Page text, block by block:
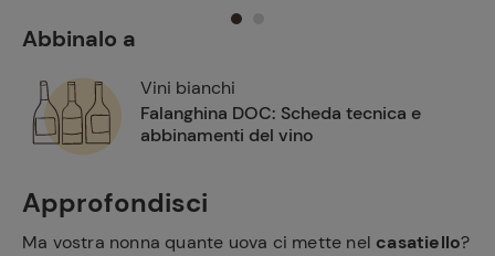
Approfondisci
Ma vostra nonna quante uova ci mette nel casatiello?
Abbinalo a
Vini bianchi
Falanghina DOC: Scheda tecnica e
abbinamenti del vino